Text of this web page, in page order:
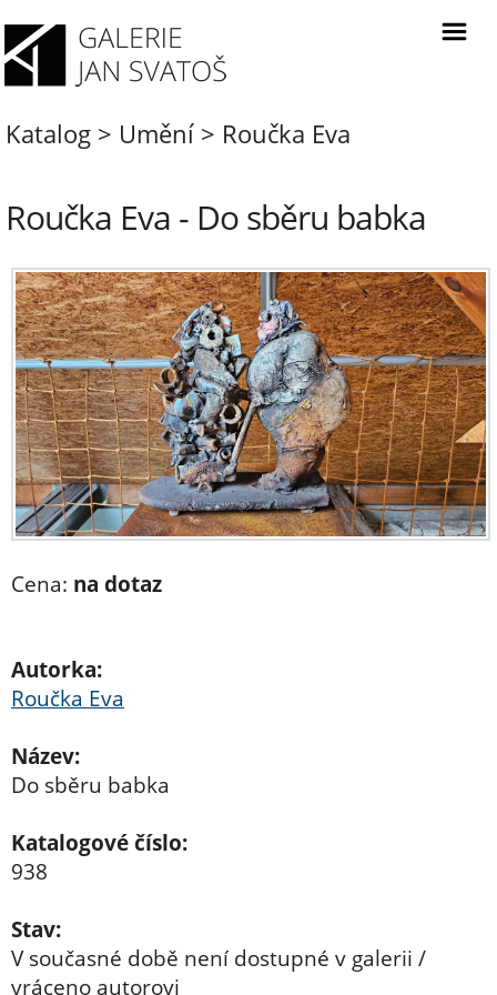
Katalog > Umění > Roučka Eva
Roučka Eva - Do sběru babka
Cena: na dotaz
Autorka:
Roučka Eva
Název:
Do sběru babka
Katalogové číslo:
938
Stav:
V současné době není dostupné v galerii /
vráceno autorovi